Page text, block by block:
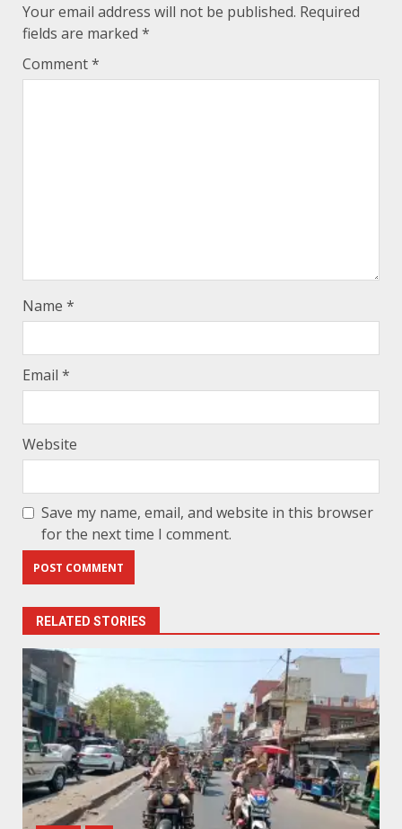
Your email address will not be published. Required
fields are marked *
Comment*
Name *
Email *
Website
Save my name, email, and website in this browser
for the next time I comment.
RELATED STORIES